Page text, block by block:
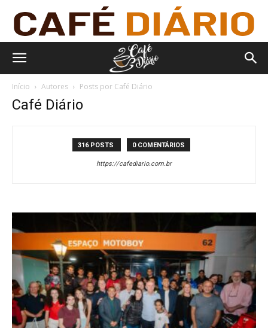
Início Autores Posts por Café Diário
Café Diário
316 POSTS 0 COMENTÁRIOS
https://cafediario.com.br